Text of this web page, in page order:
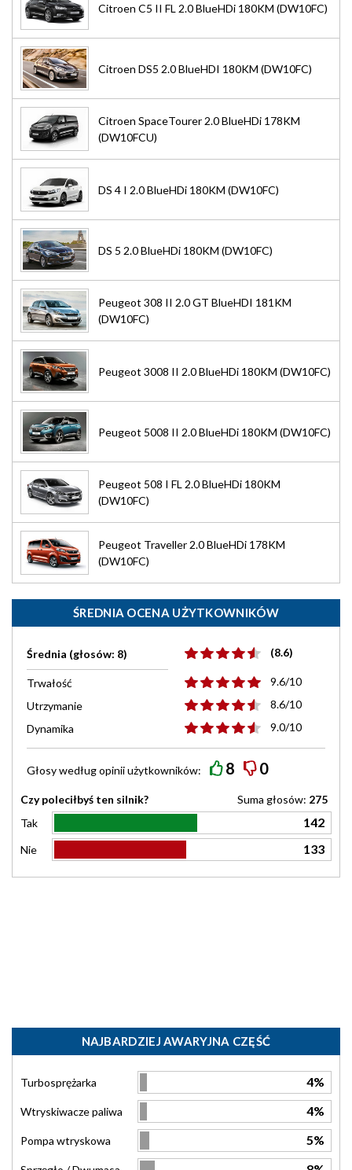
Citroen C5 II FL 2.0 BlueHDi 180KM (DW10FC)
Citroen DS5 2.0 BlueHDI 180KM (DW10FC)
Citroen SpaceTourer 2.0 BlueHDi 178KM
(DW10FCU)
DS 4 I 2.0 BlueHDi 180KM (DW10FC)
DS 5 2.0 BlueHDi 180KM (DW10FC)
Peugeot 308 II 2.0 GT BlueHDI 181KM
(DW10FC)
Peugeot 3008 II 2.0 BlueHDi 180KM (DW10FC)
Peugeot 5008 II 2.0 BlueHDi 180KM (DW10FC)
Peugeot 508 I FL 2.0 BlueHDi 180KM
(DW10FC)
Peugeot Traveller 2.0 BlueHDi 178KM
(DW10FC)
ŚREDNIA OCENA UŻYTKOWNIKÓW
Średnia (głosów: 8) (8.6)
Trwałość
9.6/10
Utrzymanie
8.6/10
Dynamika
9.0/10
Głosy wedługopiniiużytkowników: 8 0
Czy poleciłbyś ten silnik? Suma głosów: 275
Tak
142
Nie 133
NAJBARDZIEJ AWARYJNA CZĘŚĆ
Turbosprężarka 4%
Wtryskiwacze paliwa 4%
Pompa wtryskowa 5%